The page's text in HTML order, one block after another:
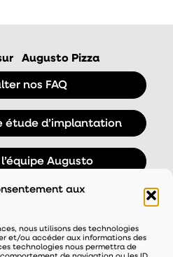
aux
nous utilisons des technologies
et/ou accéder aux informations des
technologies nous permettra de
Augusto Pizza
nos FAQ
étude d’implantation
Augusto